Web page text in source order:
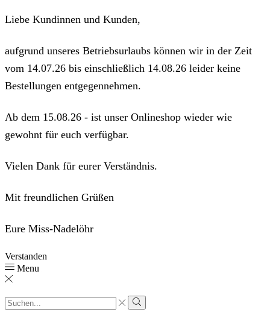
Liebe Kundinnen und Kunden,
aufgrund unseres Betriebsurlaubs können wir in der Zeit
vom 14.07.26 bis einschließlich 14.08.26 leider keine
Bestellungen entgegennehmen.
Ab dem 15.08.26 - ist unser Onlineshop wieder wie
gewohnt für euch verfügbar.
Vielen Dank für eurer Verständnis.
Mit freundlichen Grüßen
Eure Miss-Nadelöhr
Verstanden
Menu
Sucheingabe
Suche